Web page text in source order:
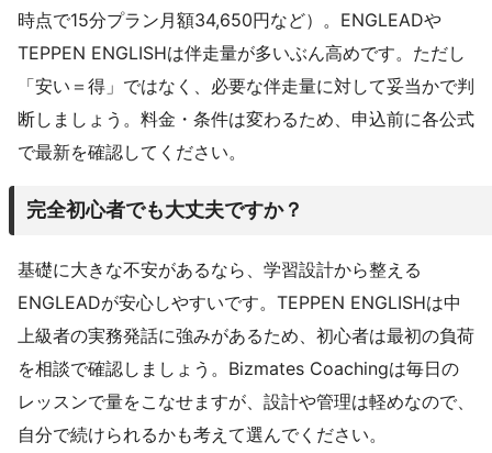
時点で15分プラン月額34,650円など）。ENGLEADや
TEPPEN ENGLISHは伴走量が多いぶん高めです。ただし
「安い＝得」ではなく、必要な伴走量に対して妥当かで判
断しましょう。料金・条件は変わるため、申込前に各公式
で最新を確認してください。
完全初心者でも大丈夫ですか？
基礎に大きな不安があるなら、学習設計から整える
ENGLEADが安心しやすいです。TEPPEN ENGLISHは中
上級者の実務発話に強みがあるため、初心者は最初の負荷
を相談で確認しましょう。Bizmates Coachingは毎日の
レッスンで量をこなせますが、設計や管理は軽めなので、
自分で続けられるかも考えて選んでください。